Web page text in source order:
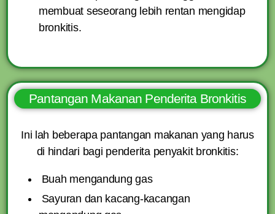
membuat seseorang lebih rentan mengidap
bronkitis.
Pantangan Makanan Penderita Bronkitis​
Ini lah beberapa pantangan makanan yang harus
di hindari bagi penderita penyakit bronkitis:
Buah mengandung gas
Sayuran dan kacang-kacangan